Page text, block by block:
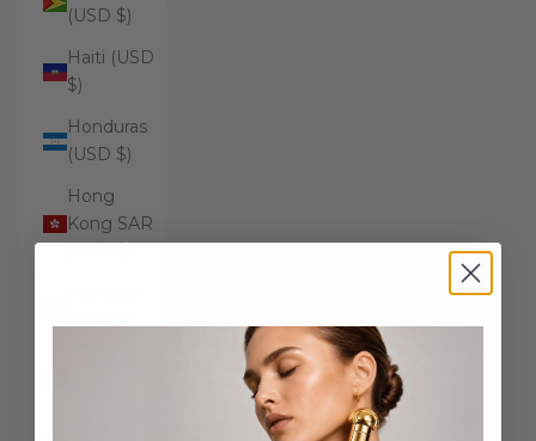
(USD $)
Haiti (USD
$)
Honduras
(USD $)
Hong
Kong SAR